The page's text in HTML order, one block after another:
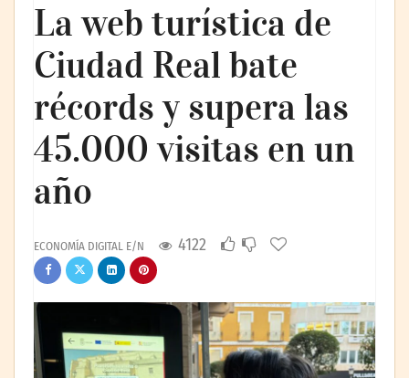
La web turística de
Ciudad Real bate
récords y supera las
45.000 visitas en un
año
ECONOMÍA DIGITAL E/N 4122